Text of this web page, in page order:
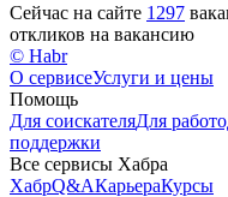
Сейчас на сайте 1297
откликов на вакансию
© Habr
О сервисеУслуги и цены
Помощь
Для соискателяДля
поддержки
Все сервисы Хабра
ХабрQ&AКарьераКурсы